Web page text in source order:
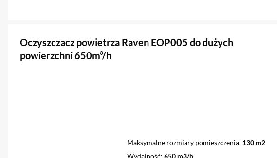
Oczyszczacz powietrza Raven EOP005 do dużych
powierzchni 650m³/h
Maksymalne rozmiary pomieszczenia 130 m2
Wydajność 650 m3/h